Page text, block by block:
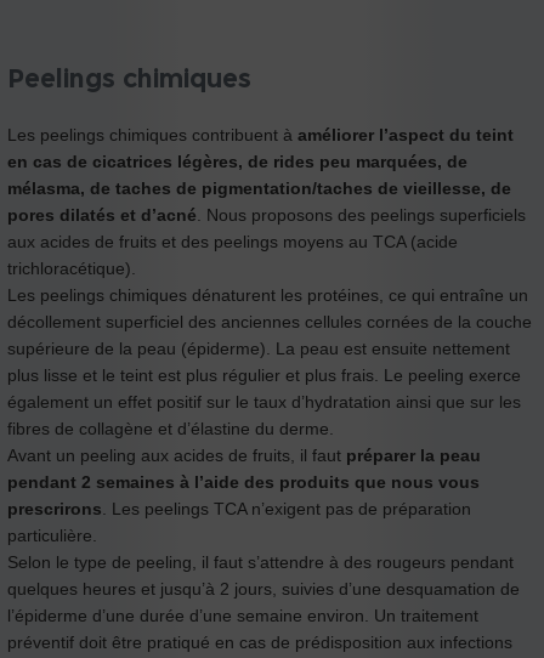
Peelings chimiques
Les peelings chimiques contribuent à améliorer l’aspect du teint
en cas de cicatrices légères, de rides peu marquées, de
mélasma, de taches de pigmentation/taches de vieillesse, de
pores dilatés et d’acné . Nous proposons des peelings superficiels
aux acides de fruits et des peelings moyens au TCA (acide
trichloracétique).
Les peelings chimiques dénaturent les protéines, ce qui entraîne un
décollement superficiel des anciennes cellules cornées de la couche
supérieure de la peau (épiderme). La peau est ensuite nettement
plus lisse et le teint est plus régulier et plus frais. Le peeling exerce
également un effet positif sur le taux d’hydratation ainsi que sur les
fibres de collagène et d’élastine du derme.
Avant un peeling aux acides de fruits, il faut préparer la peau
pendant 2 semaines à l’aide des produits que nous vous
prescrirons . Les peelings TCA n’exigent pas de préparation
particulière.
Selon le type de peeling, il faut s’attendre à des rougeurs pendant
quelques heures et jusqu’à 2 jours, suivies d’une desquamation de
l’épiderme d’une durée d’une semaine environ. Un traitement
préventif doit être pratiqué en cas de prédisposition aux infections